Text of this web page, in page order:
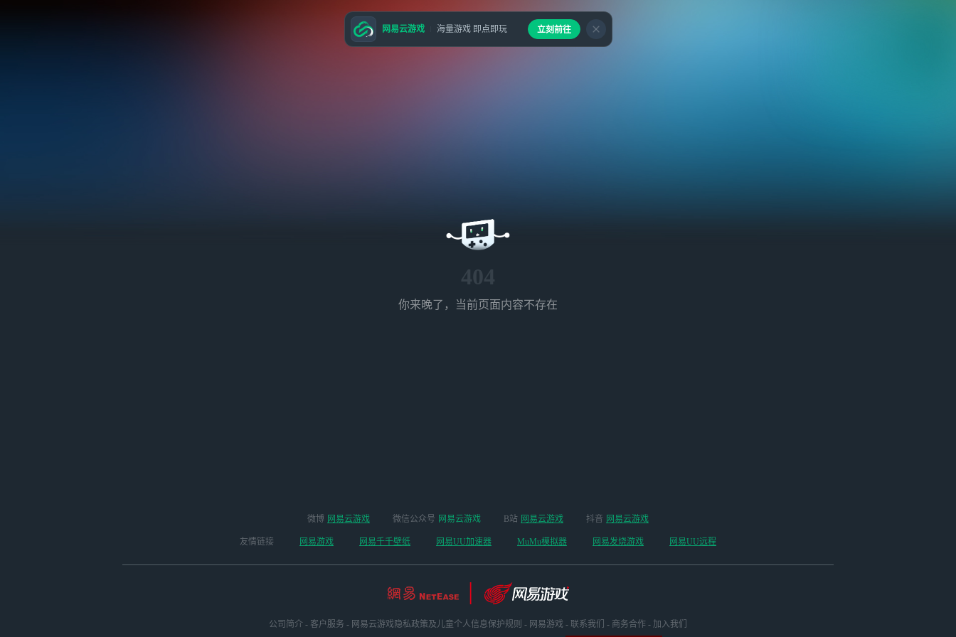
404
你来晚了，当前页面内容不存在
网易云游戏 海量游戏 即点即玩 立刻前往
微博 网易云游戏 微信公众号 网易云游戏 B站 网易云游戏 抖音 网易云游戏
友情链接 网易游戏 网易千千壁纸 网易UU加速器 MuMu模拟器 网易发烧游戏 网易UU远程
公司简介 - 客户服务 - 网易云游戏隐私政策及儿童个人信息保护规则 - 网易游戏 - 联系我们 - 商务合作 - 加入我们